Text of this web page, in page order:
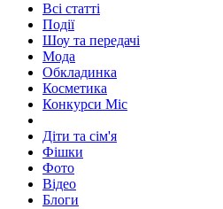
Всі статті
Події
Шоу та передачі
Мода
Обкладинка
Косметика
Конкурси Міс
Діти та сім'я
Фішки
Фото
Відео
Блоги